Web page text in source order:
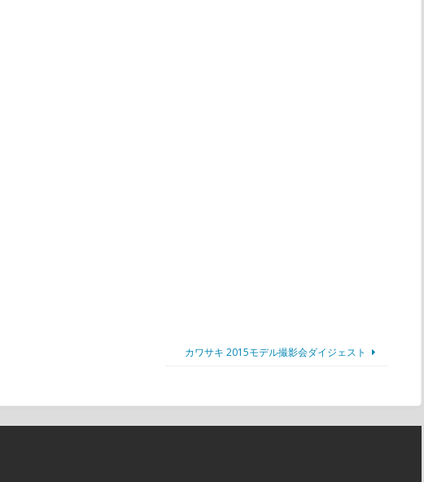
カワサキ 2015モデル撮影会ダイジェスト